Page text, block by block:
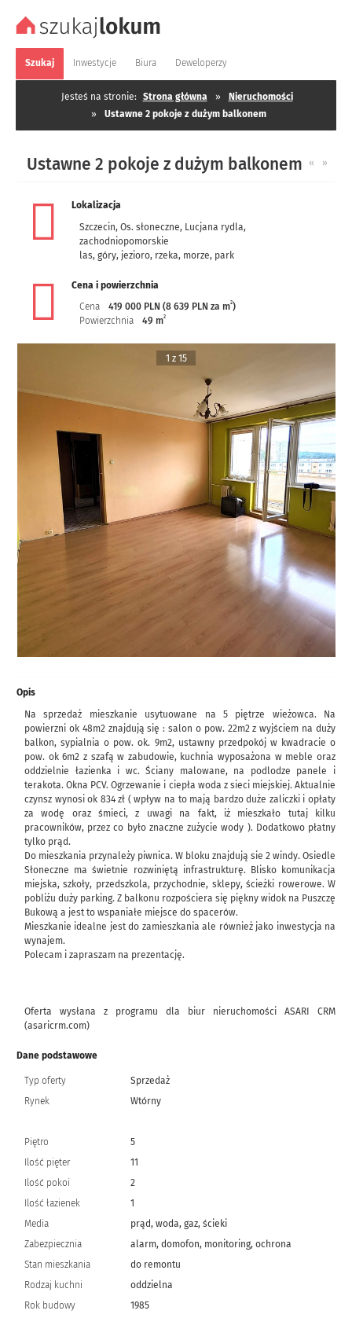
Szukaj Inwestycje Biura Deweloperzy
Jesteś na stronie: Strona główna »
Nieruchomości
»
Ustawne 2 pokoje z dużym balkonem
« »
Ustawne 2 pokoje z dużym balkonem
Lokalizacja
Szczecin, Os. słoneczne, Lucjana rydla,
zachodniopomorskie
las, góry, jezioro, rzeka, morze, park
Cena i powierzchnia
Cena
419 000 PLN (8 639 PLN za m2)
Powierzchnia
49 m2
1 z 15
Opis
Na sprzedaż mieszkanie usytuowane na 5 piętrze wieżowca. Na
powierzni ok 48m2 znajdują się : salon o pow. 22m2 z wyjściem na duży
balkon, sypialnia o pow. ok. 9m2, ustawny przedpokój w kwadracie o
pow. ok 6m2 z szafą w zabudowie, kuchnia wyposażona w meble oraz
oddzielnie łazienka i wc. Ściany malowane, na podlodze panele i
terakota. Okna PCV. Ogrzewanie i ciepła woda z sieci miejskiej. Aktualnie
czynsz wynosi ok 834 zł ( wpływ na to mają bardzo duże zaliczki i opłaty
za wodę oraz śmieci, z uwagi na fakt, iż mieszkało tutaj kilku
pracowników, przez co było znaczne zużycie wody ). Dodatkowo płatny
tylko prąd.
Do mieszkania przynależy piwnica. W bloku znajdują sie 2 windy. Osiedle
Słoneczne ma świetnie rozwiniętą infrastrukturę. Blisko komunikacja
miejska, szkoły, przedszkola, przychodnie, sklepy, ścieżki rowerowe. W
pobliżu duży parking. Z balkonu rozpościera się piękny widok na Puszczę
Bukową a jest to wspaniałe miejsce do spacerów.
Mieszkanie idealne jest do zamieszkania ale również jako inwestycja na
wynajem.
Polecam i zapraszam na prezentację.
Oferta wysłana z programu dla biur nieruchomości ASARI CRM
(asaricrm.com)
Dane podstawowe
Typ oferty
Sprzedaż
Rynek
Wtórny
Piętro
5
Ilość pięter
11
Ilość pokoi
2
Ilość łazienek
1
Media
prąd, woda, gaz, ścieki
Zabezpiecznia
alarm, domofon, monitoring, ochrona
Stan mieszkania
do remontu
Rodzaj kuchni
oddzielna
Rok budowy
1985